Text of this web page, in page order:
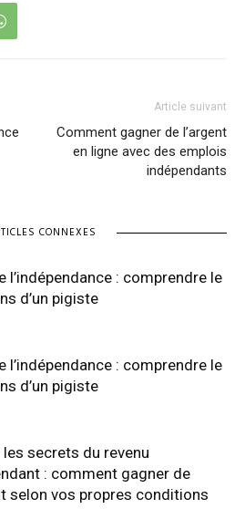
Article suivant
Comment gagner de l’argent
en ligne avec des emplois
indépendants
CONNEXES
l’indépendance : comprendre le
d’un pigiste
l’indépendance : comprendre le
d’un pigiste
les secrets du revenu
: comment gagner de
selon vos propres conditions